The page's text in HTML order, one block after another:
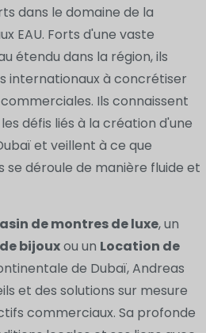
dans le domaine de la
EAU. Forts d'une vaste
étendu dans la région, ils
internationaux à concrétiser
Ils connaissent
défis liés à la création d'une
et veillent à ce que
se déroule de manière fluide et
de montres de luxe, un
bijouxou un Location de
de Dubaï, Andreas
et des solutions sur mesure
commerciaux. Sa profonde